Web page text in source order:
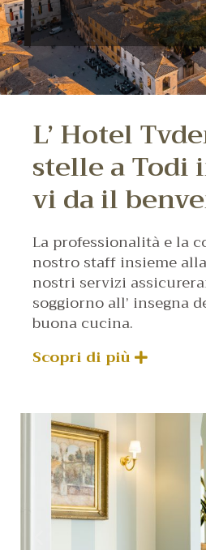
L’ Hotel
stelle a Todi
vi da il
La professionalità e la
nostro staff insieme
nostri servizi
soggiorno all’ insegna
buona cucina.
Scopri di più